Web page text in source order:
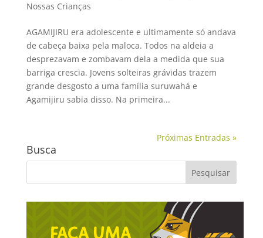
Nossas Crianças
AGAMIJIRU era adolescente e ultimamente só andava
de cabeça baixa pela maloca. Todos na aldeia a
desprezavam e zombavam dela a medida que sua
barriga crescia. Jovens solteiras grávidas trazem
grande desgosto a uma família suruwahá e
Agamijiru sabia disso. Na primeira...
Próximas Entradas »
Busca